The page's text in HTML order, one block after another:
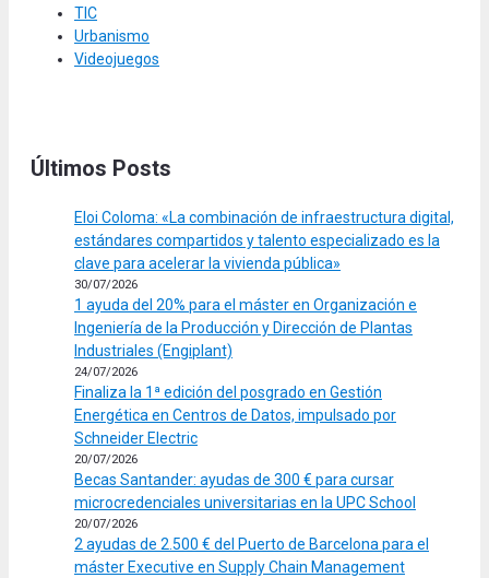
TIC
Urbanismo
Videojuegos
Últimos Posts
Eloi Coloma: «La combinación de infraestructura digital,
estándares compartidos y talento especializado es la
clave para acelerar la vivienda pública»
30/07/2026
1 ayuda del 20% para el máster en Organización e
Ingeniería de la Producción y Dirección de Plantas
Industriales (Engiplant)
24/07/2026
Finaliza la 1ª edición del posgrado en Gestión
Energética en Centros de Datos, impulsado por
Schneider Electric
20/07/2026
Becas Santander: ayudas de 300 € para cursar
microcredenciales universitarias en la UPC School
20/07/2026
2 ayudas de 2.500 € del Puerto de Barcelona para el
máster Executive en Supply Chain Management